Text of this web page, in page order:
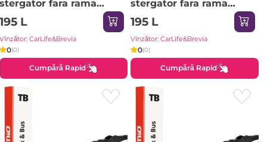
stergator fara rama
DYNAMIC 21/530mm (1
lucruri) 1pci
195 L
Vînzător: CarLife&Brevia
0(0)
Cumpără Rapid
stergator fara rama
DYNAMIC 22/550mm (1
lucruri) 1pci
195 L
Vînzător: CarLife&Brevia
0(0)
Cumpără Rapid